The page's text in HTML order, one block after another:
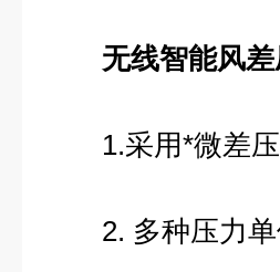
无线智能风
1.采用*微差压
2. 多种压力单